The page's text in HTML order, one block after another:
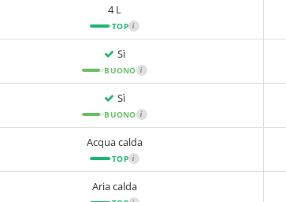
4 L
TOP i
Sì
BUONO i
Sì
BUONO i
Acqua calda
TOP i
Aria calda